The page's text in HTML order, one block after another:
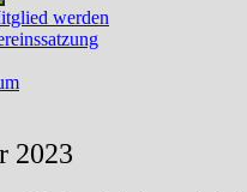
werden
2023